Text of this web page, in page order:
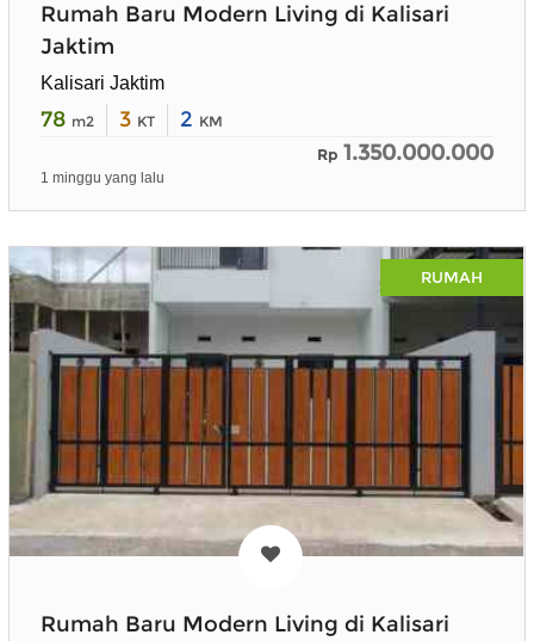
Rumah Baru Modern Living di Kalisari
Jaktim
Kalisari Jaktim
78 m2 3 KT 2 KM
Rp 1.350.000.000
1 minggu yang lalu
RUMAH
Rumah Baru Modern Living di Kalisari